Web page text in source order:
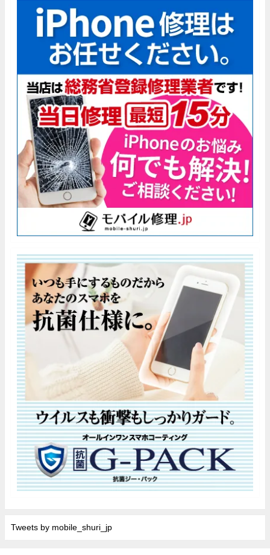
Tweets by mobile_shuri_jp